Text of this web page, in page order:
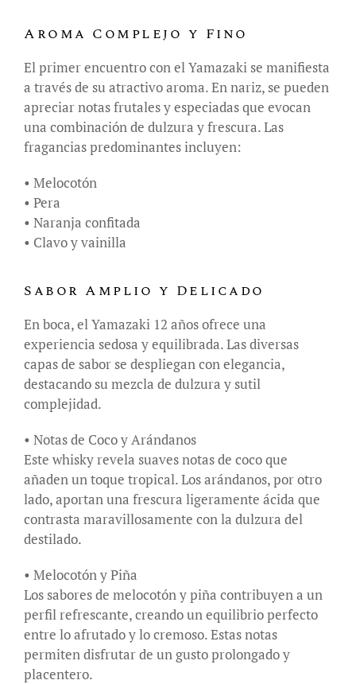
Aroma Complejo y Fino
El primer encuentro con el Yamazaki se manifiesta
a través de su atractivo aroma. En nariz, se pueden
apreciar notas frutales y especiadas que evocan
una combinación de dulzura y frescura. Las
fragancias predominantes incluyen:
• Melocotón
• Pera
• Naranja confitada
• Clavo y vainilla
Sabor Amplio y Delicado
En boca, el Yamazaki 12 años ofrece una
experiencia sedosa y equilibrada. Las diversas
capas de sabor se despliegan con elegancia,
destacando su mezcla de dulzura y sutil
complejidad.
• Notas de Coco y Arándanos
Este whisky revela suaves notas de coco que
añaden un toque tropical. Los arándanos, por otro
lado, aportan una frescura ligeramente ácida que
contrasta maravillosamente con la dulzura del
destilado.
• Melocotón y Piña
Los sabores de melocotón y piña contribuyen a un
perfil refrescante, creando un equilibrio perfecto
entre lo afrutado y lo cremoso. Estas notas
permiten disfrutar de un gusto prolongado y
placentero.